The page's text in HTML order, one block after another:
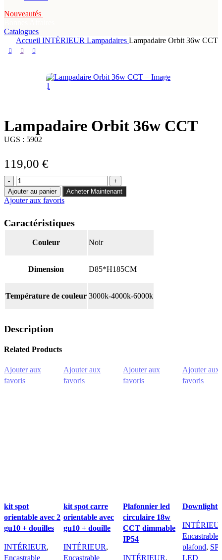
Nouveautés
Catalogues
Accueil INTÉRIEUR Lampadaires Lampadaire Orbit 36w CCT
Lampadaire Orbit 36w CCT
UGS : 5902
119,00 €
quantité
de
Lampadaire
Orbit
CCT
Ajouter au panier Acheter Maintenant
Ajouter aux favoris
Caractéristiques
Couleur Noir
Dimension D85*H185CM
Température de couleur 3000k-4000k-6000k
Description
Related Products
Ajouter aux
favoris
kit spot
orientable avec 2
gu10 + douilles
INTÉRIEUR,
Encastrable
Ajouter aux
favoris
kit spot carre
orientable avec
gu10 + douille
INTÉRIEUR,
Encastrable
Ajouter aux
favoris
Plafonnier led
circulaire 18w
CCT dimmable
IP54
INTÉRIEUR,
Ajouter aux
favoris
Downlight
Encastrable
plafond,
LED